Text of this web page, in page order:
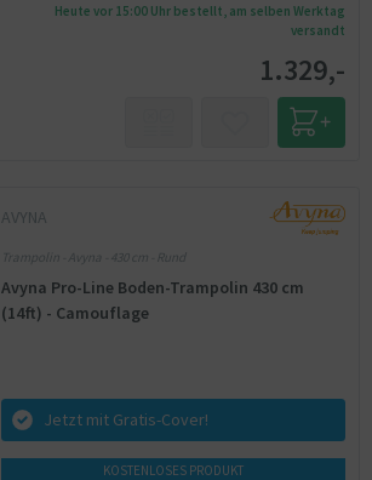
Heute vor 15:00 Uhr bestellt, am selben Werktag
versandt
1.329,-
AVYNA
Trampolin - Avyna - 430 cm - Rund
Avyna Pro-Line Boden-Trampolin 430 cm
(14ft) - Camouflage
Jetzt mit Gratis-Cover!
KOSTENLOSES PRODUKT